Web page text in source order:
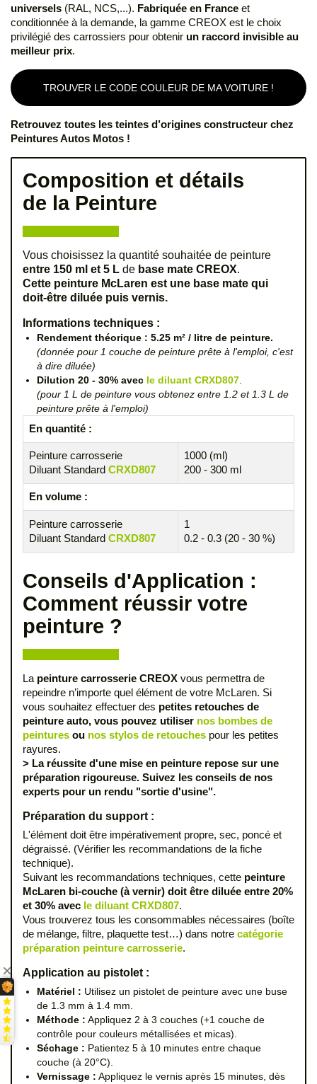
universels (RAL, NCS,...). Fabriquée en France et
conditionnée à la demande, la gamme CREOX est le choix
privilégié des carrossiers pour obtenir un raccord invisible au
meilleur prix.
TROUVER LE CODE COULEUR DE MA VOITURE !
Retrouvez toutes les teintes d’origines constructeur chez
Peintures Autos Motos !
Composition et détails
de la Peinture
Vous choisissez la quantité souhaitée de peinture
entre 150 ml et 5 L de base mate CREOX.
Cette peinture McLaren est une base mate qui
doit-être diluée puis vernis.
Informations techniques :
Rendement théorique : 5.25 m² / litre de peinture.
(donnée pour 1 couche de peinture prête à l'emploi, c'est
à dire diluée)
Dilution 20 - 30% avec le diluant CRXD807.
(pour 1 L de peinture vous obtenez entre 1.2 et 1.3 L de
peinture prête à l'emploi)
En quantité :
Peinture carrosserie
Diluant Standard CRXD807
1000 (ml)
200 - 300 ml
En volume :
Peinture carrosserie
Diluant Standard CRXD807
1
0.2 - 0.3 (20 - 30 %)
Conseils d'Application :
Comment réussir votre
peinture ?
La peinture carrosserie CREOX vous permettra de
repeindre n’importe quel élément de votre McLaren. Si
vous souhaitez effectuer des petites retouches de
peinture auto, vous pouvez utiliser nos bombes de
peintures ou nos stylos de retouches pour les petites
rayures.
> La réussite d'une mise en peinture repose sur une
préparation rigoureuse. Suivez les conseils de nos
experts pour un rendu "sortie d'usine".
Préparation du support :
L'élément doit être impérativement propre, sec, poncé et
dégraissé. (Vérifier les recommandations de la fiche
technique).
Suivant les recommandations techniques, cette peinture
McLaren bi-couche (à vernir) doit être diluée entre 20%
et 30% avec le diluant CRXD807.
Vous trouverez tous les consommables nécessaires (boîte
de mélange, filtre, plaquette test…) dans notre catégorie
préparation peinture carrosserie.
Application au pistolet :
Matériel : Utilisez un pistolet de peinture avec une buse
de 1.3 mm à 1.4 mm.
Méthode : Appliquez 2 à 3 couches (+1 couche de
contrôle pour couleurs métallisées et micas).
Séchage : Patientez 5 à 10 minutes entre chaque
couche (à 20°C).
Vernissage : Appliquez le vernis après 15 minutes, dès